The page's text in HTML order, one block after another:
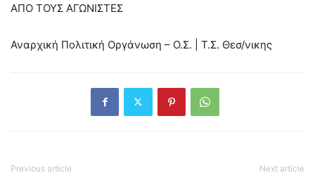
ΑΠΟ ΤΟΥΣ ΑΓΩΝΙΣΤΕΣ
Αναρχική Πολιτική Οργάνωση – Ο.Σ. | Τ.Σ. Θεσ/νικης
Previous article Next article